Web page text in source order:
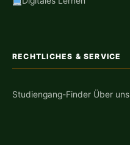
RECHTLICHES & SERVICE
Studiengang-Finder Über uns